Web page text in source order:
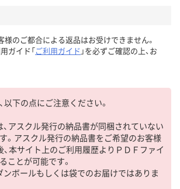
様のご都合による返品はお受けできません。
ガイド「ご利用ガイド 」を必ずご確認の上、お
以下の点にご注意ください。
、アスクル発行の納品書が同梱されていない
。アスクル発行の納品書をご希望のお客様
、本サイト上のご利用履歴よりＰＤＦファイ
ことが可能です。
ンボールもしくは袋でのお届けではありま